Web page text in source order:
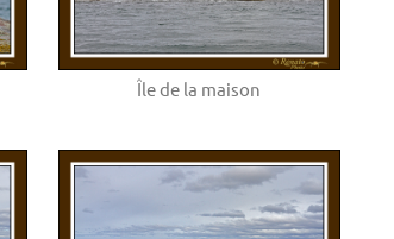
Île de la maison